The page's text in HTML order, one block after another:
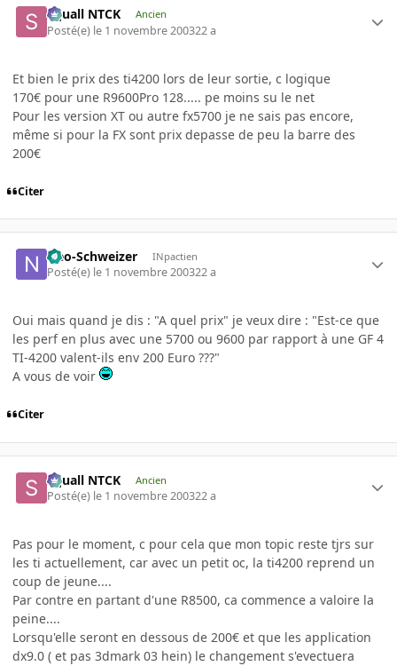
Squall NTCK Ancien
Posté(e) le 1 novembre 200322 a
Et bien le prix des ti4200 lors de leur sortie, c logique
170€ pour une R9600Pro 128..... pe moins su le net
Pour les version XT ou autre fx5700 je ne sais pas encore,
même si pour la FX sont prix depasse de peu la barre des
200€
Citer
Neo-Schweizer INpactien
Posté(e) le 1 novembre 200322 a
Oui mais quand je dis : "A quel prix" je veux dire : "Est-ce que
les perf en plus avec une 5700 ou 9600 par rapport à une GF 4
TI-4200 valent-ils env 200 Euro ???"
A vous de voir
Citer
Squall NTCK Ancien
Posté(e) le 1 novembre 200322 a
Pas pour le moment, c pour cela que mon topic reste tjrs sur
les ti actuellement, car avec un petit oc, la ti4200 reprend un
coup de jeune....
Par contre en partant d'une R8500, ca commence a valoire la
peine....
Lorsqu'elle seront en dessous de 200€ et que les application
dx9.0 ( et pas 3dmark 03 hein) le changement s'evectuera